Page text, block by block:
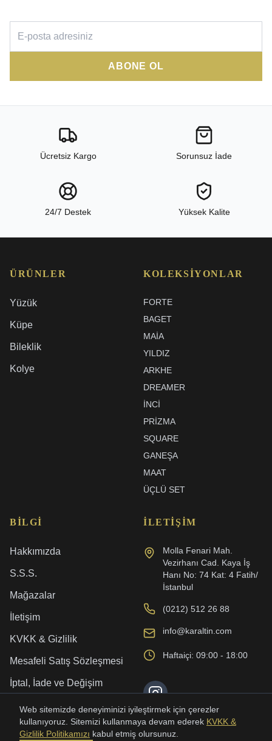
ABONE OL
Ücretsiz Kargo Sorunsuz İade
24/7 Destek Yüksek Kalite
ÜRÜNLER
Yüzük
Küpe
Bileklik
Kolye
KOLEKSIYONLAR
FORTE
BAGET
MAIA
YILDIZ
ARKHE
DREAMER
İNCI
PRIZMA
SQUARE
GANEŞA
MAAT
ÜÇLÜ SET
BILGI
Hakkımızda
S.S.S.
Mağazalar
İletişim
KVKK & Gizlilik
Mesafeli Satış Sözleşmesi
İptal, İade ve Değişim
Kargo ve Teslimat
İLETIŞIM
Molla Fenari Mah.
Vezirhanı Cad. Kaya İş
Hanı No: 74 Kat: 4 Fatih/
İstanbul
(0212) 512 26 88
info@karaltin.com
Haftaiçi: 09:00 - 18:00
Web sitemizde deneyiminizi iyileştirmek için çerezler
kullanıyoruz. Sitemizi kullanmaya devam ederek KVKK &
Gizlilik Politikamızı kabul etmiş olursunuz.